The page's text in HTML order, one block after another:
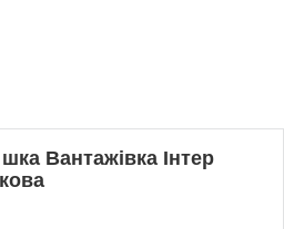
Вантажівка Інтер